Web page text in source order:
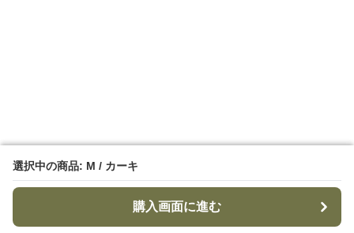
選択中の商品: M / カーキ
購入画面に進む
選択中の商品: M / カーキ
購入画面に進む